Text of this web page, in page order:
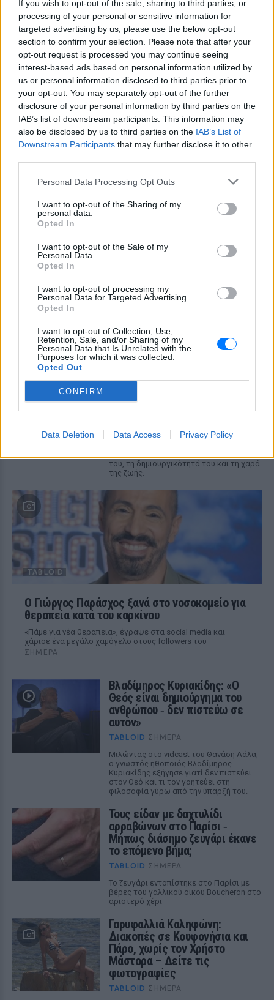
If you wish to opt-out of the sale, sharing to third parties, or
processing of your personal or sensitive information for
targeted advertising by us, please use the below opt-out
section to confirm your selection. Please note that after your
opt-out request is processed you may continue seeing
interest-based ads based on personal information utilized by
us or personal information disclosed to third parties prior to
your opt-out. You may separately opt-out of the further
disclosure of your personal information by third parties on the
IAB’s list of downstream participants. This information may
also be disclosed by us to third parties on the IAB’s List of
Downstream Participants that may further disclose it to other
Personal Data Processing Opt Outs
I want to opt-out of the Sharing of my
personal data.
Opted In
I want to opt-out of the Sale of my
Personal Data.
Opted In
I want to opt-out of processing my
Personal Data for Targeted Advertising.
Opted In
I want to opt-out of Collection, Use,
Retention, Sale, and/or Sharing of my
Personal Data that Is Unrelated with the
Purposes for which it was collected.
Opted Out
CONFIRM
Data Deletion Data Access Privacy Policy
ΔΕΙΤΕ ΕΠΙΣΗΣ
ΣΤΗΝ ΙΔΙΑ ΚΑΤΗΓΟΡΙΑ
«Δεν θα το ξεχάσω όσο ζω»: Η
συγκλονιστική εξομολόγηση
της Αγγελικής Ηλιάδη για τη
στιγμή που είδε τον Ιησού
TABLOID ΣΉΜΕΡΑ
Η τραγουδίστρια περιέγραψε μέσα από
έζησε όταν ο γιος της νοσηλευόταν στο
νοσοκομείο της Αρτας.
υλικό από τις διακοπές της στη
Μύκονο: Όσο και αν έχω
TABLOID ΣΉΜΕΡΑ
από την απόδρασή της
Ο Λάκης Γαβαλάς έκλεισε τα 74
συγκίνησε ‑ Τι έγραψε για τη
υγεία του
Ο διάσημος σχεδιαστής μόδας
του, τη δημιουργικότητά του και τη χαρά
της ζωής.
TABLOID
O Γιώργος Παράσχος ξανά στο νοσοκομείο για
θεραπεία κατά του καρκίνου
«Πάμε για νέα θεραπεία», έγραψε στα social media και
χάρισε ένα μεγάλο χαμόγελο στους followers του
ΣΉΜΕΡΑ
Βλαδίμηρος Κυριακίδης: «Ο
Θεός είναι δημιούργημα του
ανθρώπου ‑ δεν πιστεύω σε
αυτόν»
TABLOID ΣΉΜΕΡΑ
Μιλώντας στο vidcast του Θανάση Λάλα,
ο γνωστός ηθοποιός Βλαδίμηρος
Κυριακίδης εξήγησε γιατί δεν πιστεύει
στον Θεό και τι τον γοητεύει στη
φιλοσοφία γύρω από την ύπαρξή του.
Τους είδαν με δαχτυλίδι
αρραβώνων στο Παρίσι ‑
Μήπως διάσημο ζευγάρι έκανε
το επόμενο βήμα;
TABLOID ΣΉΜΕΡΑ
Το ζευγάρι εντοπίστηκε στο Παρίσι με
βέρες του γαλλικού οίκου Boucheron στο
αριστερό χέρι
Γαρυφαλλιά Καληφώνη:
Διακοπές σε Κουφονήσια και
Πάρο, χωρίς τον Χρήστο
Μάστορα – Δείτε τις
φωτογραφίες
TABLOID ΣΉΜΕΡΑ